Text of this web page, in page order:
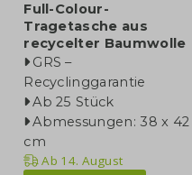
Full-Colour-
Tragetasche aus
recycelter Baumwolle
GRS –
Recyclinggarantie
Ab 25 Stück
Abmessungen: 38 x 42
cm
Ab 14. August